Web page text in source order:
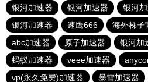
银河加速器
银河加速器 银河
银河加速器
速鹰666 海外梯子
abc加速器
原子加速器 银河加
蚂蚁加速器
veee加速器
vp(永久免费)加速器
暴雪加速器